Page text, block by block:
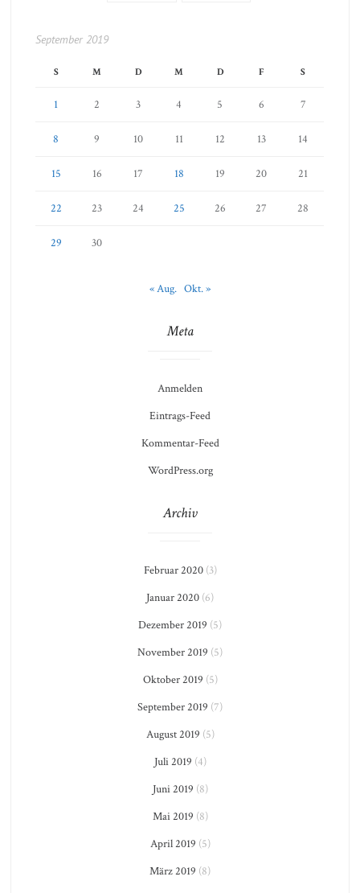
September 2019
S M D M D F S
1 2 3 4 5 6 7
8 9 10 11 12 13 14
15 16 17 18 19 20 21
22 23 24 25 26 27 28
29 30
« Aug. Okt. »
Meta
Anmelden
Eintrags-Feed
Kommentar-Feed
WordPress.org
Archiv
Februar 2020(3)
Januar 2020 (6)
Dezember 2019 (5)
November 2019 (5)
Oktober 2019 (5)
September 2019 (7)
August 2019 (5)
Juli 2019 (4)
Juni 2019 (8)
Mai 2019 (8)
April 2019 (5)
März 2019 (8)